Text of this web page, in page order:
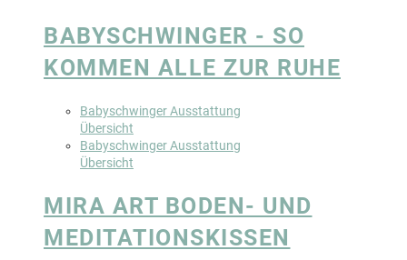
BABYSCHWINGER - SO
KOMMEN ALLE ZUR RUHE
Babyschwinger Ausstattung
Übersicht
Babyschwinger Ausstattung
Übersicht
MIRA ART BODEN- UND
MEDITATIONSKISSEN